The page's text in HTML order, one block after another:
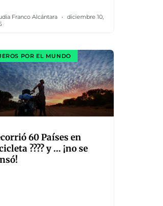
Franco Alcántara
diciembre 10,
POR EL MUNDO
60 Países en
???? y … ¡no se